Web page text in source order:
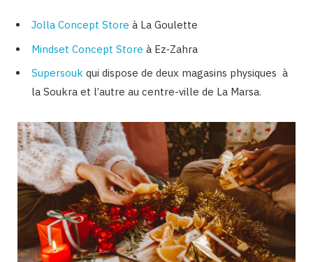
Jolla Concept Store à La Goulette
Mindset Concept Store à Ez‑Zahra
Supersouk qui dispose de deux magasins physiques à
la Soukra et l’autre au centre-ville de La Marsa.